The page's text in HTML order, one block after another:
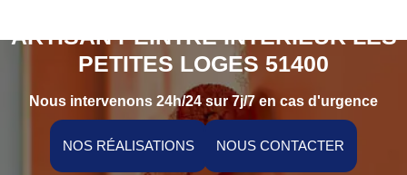
ARTISAN PEINTRE INTÉRIEUR LES
PETITES LOGES 51400
Nous intervenons 24h/24 sur 7j/7 en cas d'urgence
NOS RÉALISATIONS NOUS CONTACTER